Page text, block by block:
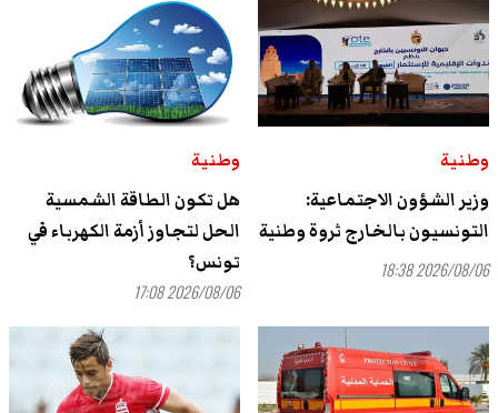
وطنية
وزير الشؤون الاجتماعية:
التونسيون بالخارج ثروة وطنية
2026/08/06 18:38
وطنية
هل تكون الطاقة الشمسية
الحل لتجاوز أزمة الكهرباء في
تونس؟
2026/08/06 17:08